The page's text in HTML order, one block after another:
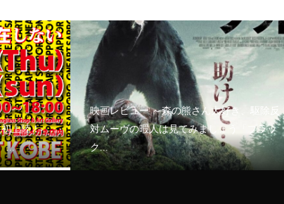
上陸！
...
映画レビュー ～森の熊さん大好き、駆除反
対ムーヴの暇人は見てみましょう「ブラッ
ク...